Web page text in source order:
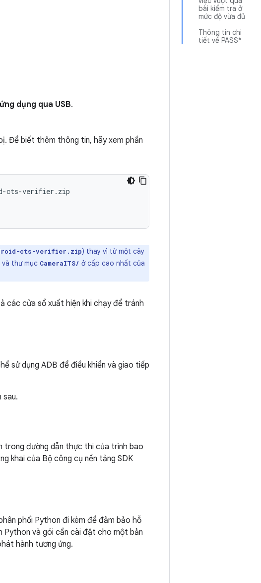
bài kiểm tra ở
mức độ vừa đủ
Thông tin chi
tiết về PASS*
dụng qua USB.
Để biết thêm thông tin, hãy xem phần
cts-verifier.zip
cts-verifier.zip) thay vì từ một cây
và thư mục CameraITS/ ở cấp cao nhất của
các cửa sổ xuất hiện khi chạy để tránh
sử dụng ADB để điều khiển và giao tiếp
sau.
trong đường dẫn thực thi của trình bao
khai của Bộ công cụ nền tảng SDK
phối Python đi kèm để đảm bảo hỗ
và gói cần cài đặt cho một bản
hành tương ứng.